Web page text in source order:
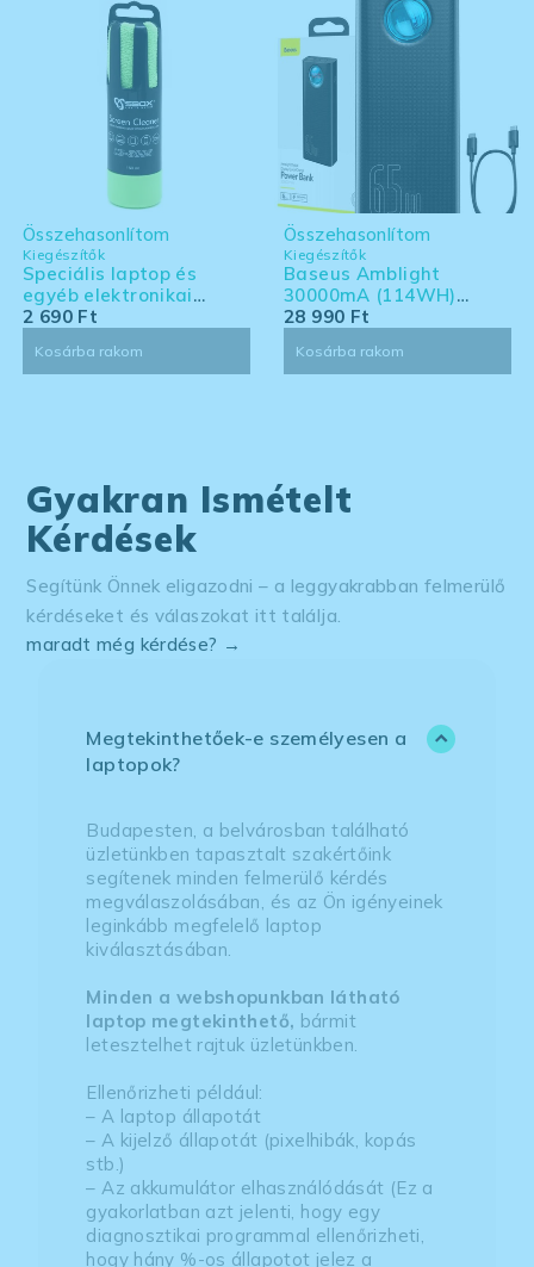
Kiegészítők
Speciális laptop és
egyéb elektronikai
eszköz tisztító készlet -
Összehasonlítom
2 690 Ft
Kosárba rakom
Kiegészítők
Baseus Amblight
30000mA (114WH)
powerbank - Laptoppal
Összehasonlítom
28 990 Ft
Kosárba rakom
Gyakran Ismételt
Kérdések
Segítünk Önnek eligazodni – a leggyakrabban felmerülő
kérdéseket és válaszokat itt találja.
maradt még kérdése? →
Megtekinthetőek-e személyesen a
laptopok?
Budapesten, a belvárosban található
üzletünkben tapasztalt szakértőink
segítenek minden felmerülő kérdés
megválaszolásában, és az Ön igényeinek
leginkább megfelelő laptop
kiválasztásában.
Minden a webshopunkban látható
laptop megtekinthető, bármit
letesztelhet rajtuk üzletünkben.
Ellenőrizheti például:
– A laptop állapotát
– A kijelző állapotát (pixelhibák, kopás
stb.)
– Az akkumulátor elhasználódását (Ez a
gyakorlatban azt jelenti, hogy egy
diagnosztikai programmal ellenőrizheti,
hogy hány %-os állapotot jelez a